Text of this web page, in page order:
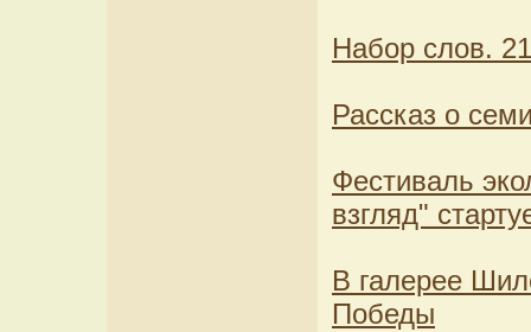
Набор слов.
Рассказ о
Фестиваль
взгляд"
В галерее
Победы